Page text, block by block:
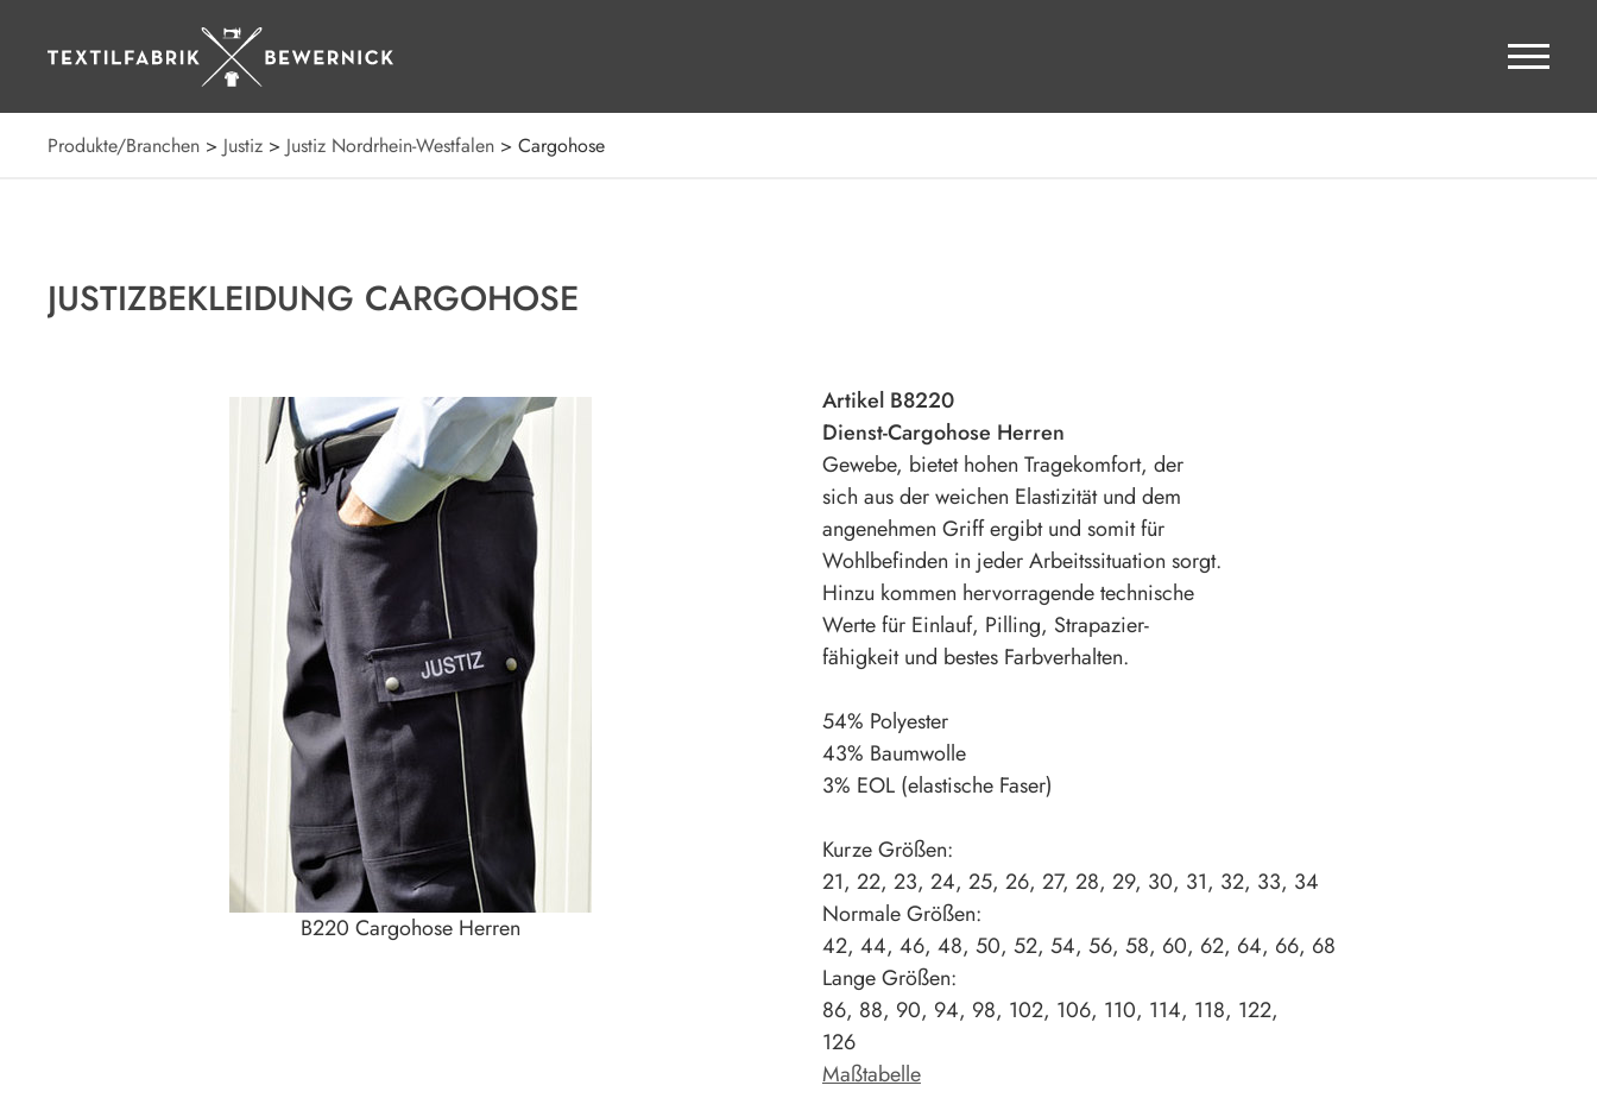
Zum
Zum
Produkte/Branchen > Justiz > Justiz Nordrhein-Westfalen > Cargohose
JUSTIZBEKLEIDUNG CARGOHOSE
B220 Cargohose Herren
Artikel B8220
Dienst-Cargohose Herren
Gewebe, bietet hohen Tragekomfort, der
sich aus der weichen Elastizität und dem
angenehmen Griff ergibt und somit für
Wohlbefinden in jeder Arbeitssituation sorgt.
Hinzu kommen hervorragende technische
Werte für Einlauf, Pilling, Strapazier-
fähigkeit und bestes Farbverhalten.
54% Polyester
43% Baumwolle
3% EOL (elastische Faser)
Kurze Größen:
21, 22, 23, 24, 25, 26, 27, 28, 29, 30, 31, 32, 33, 34
Normale Größen:
42, 44, 46, 48, 50, 52, 54, 56, 58, 60, 62, 64, 66, 68
Lange Größen:
86, 88, 90, 94, 98, 102, 106, 110, 114, 118, 122,
126
Maßtabelle